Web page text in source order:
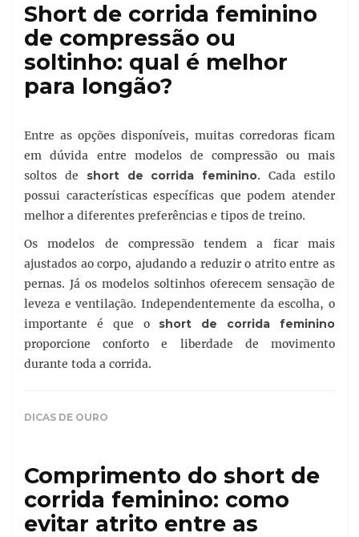
Short de corrida feminino
de compressão ou
soltinho: qual é melhor
para longão?
Entre as opções disponíveis, muitas corredoras ficam
em dúvida entre modelos de compressão ou mais
soltos de short de corrida feminino. Cada estilo
possui características específicas que podem atender
melhor a diferentes preferências e tipos de treino.
Os modelos de compressão tendem a ficar mais
ajustados ao corpo, ajudando a reduzir o atrito entre as
pernas. Já os modelos soltinhos oferecem sensação de
leveza e ventilação. Independentemente da escolha, o
importante é que o short de corrida feminino
proporcione conforto e liberdade de movimento
durante toda a corrida.
DICAS DE OURO
Comprimento do short de
corrida feminino: como
evitar atrito entre as